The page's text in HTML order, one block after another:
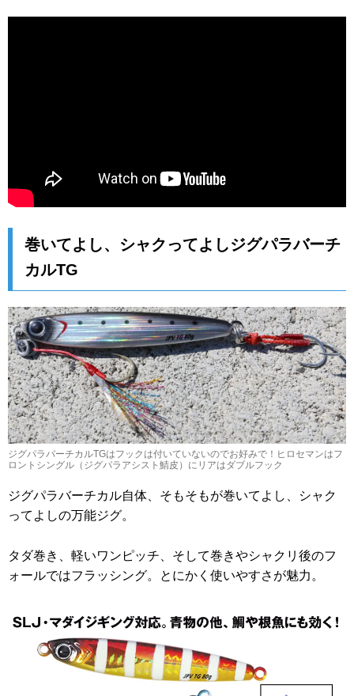
巻いてよし、シャクってよしジグパラバーチ
カルTG
ジグパラバーチカルTGはフックは付いていないのでお好みで！ヒロセマンはフ
ロントシングル（ジグパラアシスト鯖皮）にリアはダブルフック
ジグパラバーチカル自体、そもそもが巻いてよし、シャク
ってよしの万能ジグ。
タダ巻き、軽いワンピッチ、そして巻きやシャクリ後のフ
ォールではフラッシング。とにかく使いやすさが魅力。